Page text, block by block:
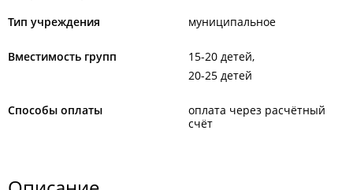
Тип учреждения муниципальное
Вместимость групп
15-20 детей
20-25 детей
Способы оплаты
оплата через расчётный
счёт